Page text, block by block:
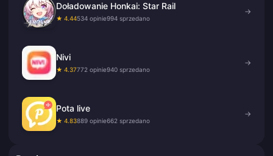
Doładowanie Honkai: Star Rail
★ 4.44534 opinie994 sprzedano
→
Nivi
★ 4.37772 opinie940 sprzedano
→
Pota live
★ 4.83889 opinie662 sprzedano
→